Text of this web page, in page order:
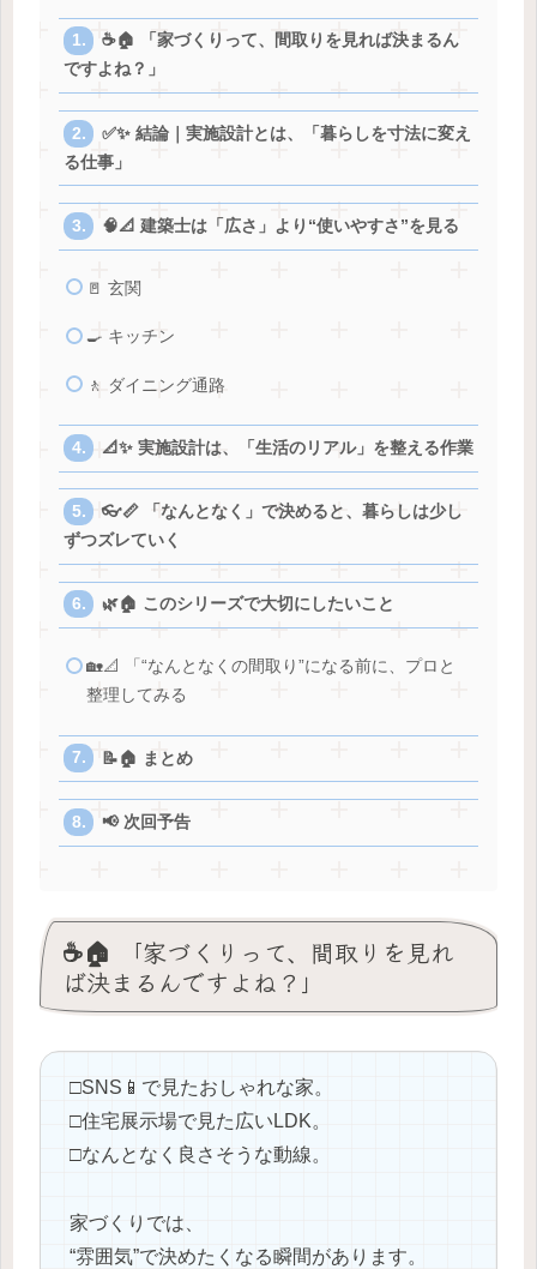
☕🏠 「家づくりって、間取りを見れば決まるん
ですよね？」
✅✨ 結論｜実施設計とは、「暮らしを寸法に変え
る仕事」
🧠📐 建築士は「広さ」より“使いやすさ”を見る
🚪 玄関
🍳 キッチン
🚶 ダイニング通路
📐✨ 実施設計は、「生活のリアル」を整える作業
👓📏 「なんとなく」で決めると、暮らしは少し
ずつズレていく
🌿🏠 このシリーズで大切にしたいこと
🏡📐 「“なんとなくの間取り”になる前に、プロと
整理してみる
📝🏠 まとめ
📢 次回予告
☕🏠 「家づくりって、間取りを見れ
ば決まるんですよね？」
□SNS📱で見たおしゃれな家。
□住宅展示場で見た広いLDK。
□なんとなく良さそうな動線。
家づくりでは、
“雰囲気”で決めたくなる瞬間があります。